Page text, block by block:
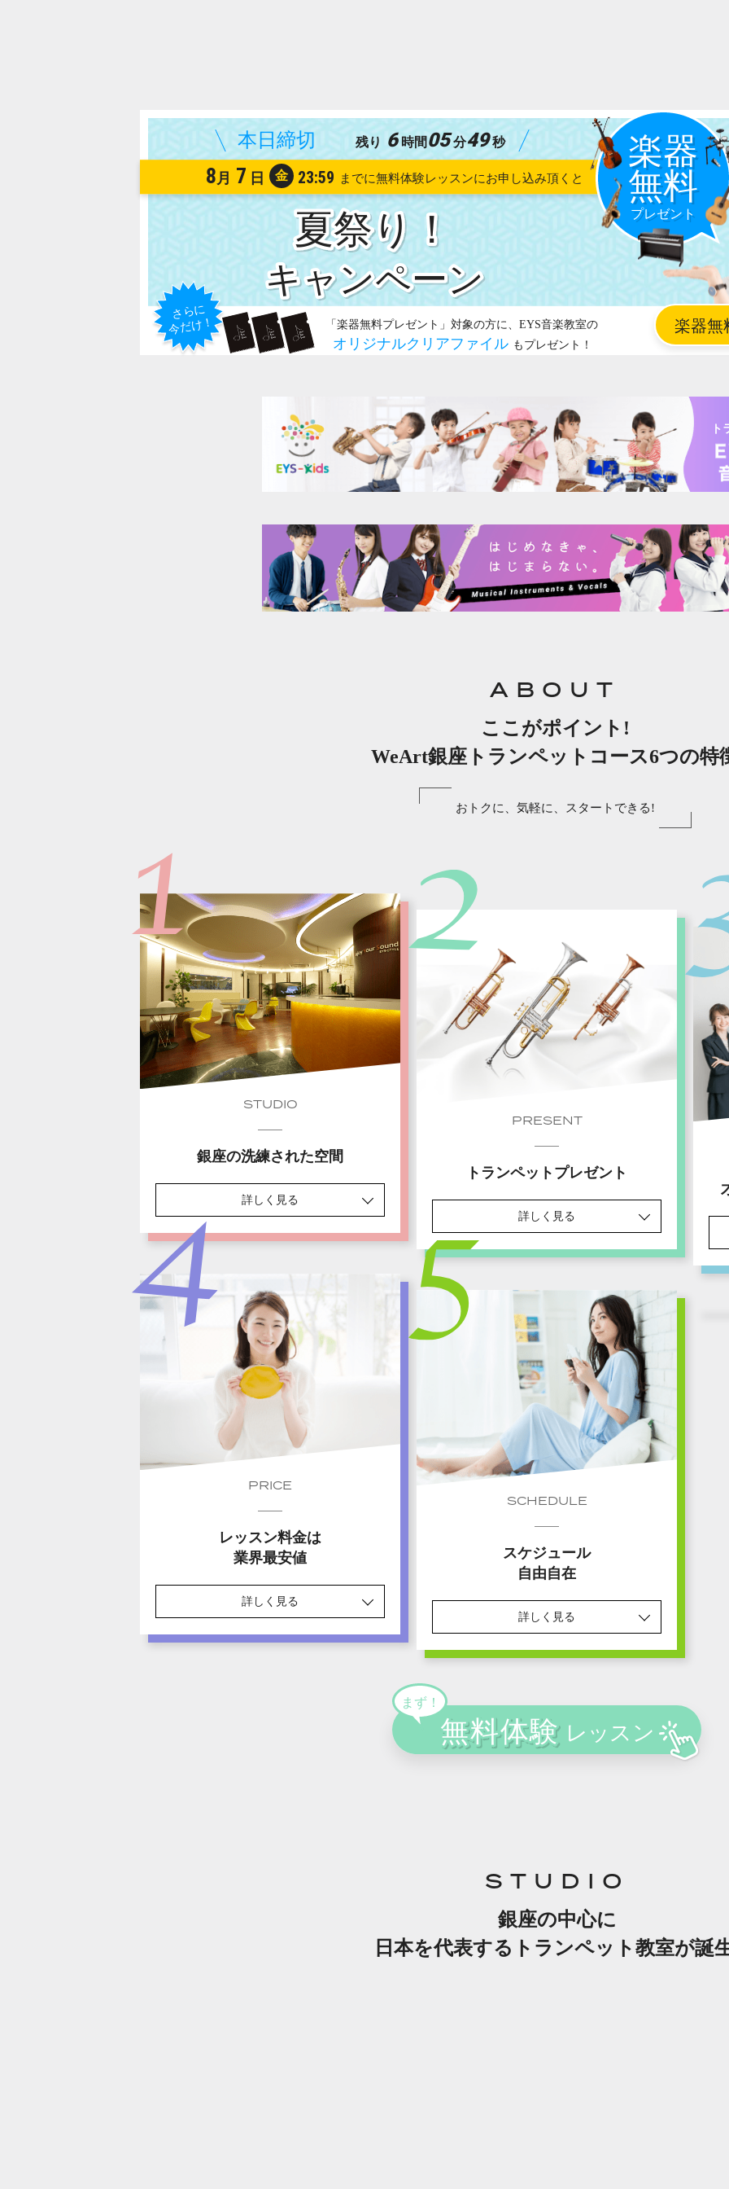
夏祭り！
8月 7 日 金 23:59
残り 6 時間 05 分48 秒
ABOUT
ここがポイント!
WeArt銀座トランペットコース6つの特
おトクに、気軽に、スタートできる!
STUDIO
銀座の洗練された空間
詳しく見る
PRESENT
トランペットプレゼント
詳しく見る
PRICE
レッスン料金は
業界最安値
詳しく見る
SCHEDULE
スケジュール
自由自在
詳しく見る
STUDIO
銀座の中心に
日本を代表するトランペット教室が誕